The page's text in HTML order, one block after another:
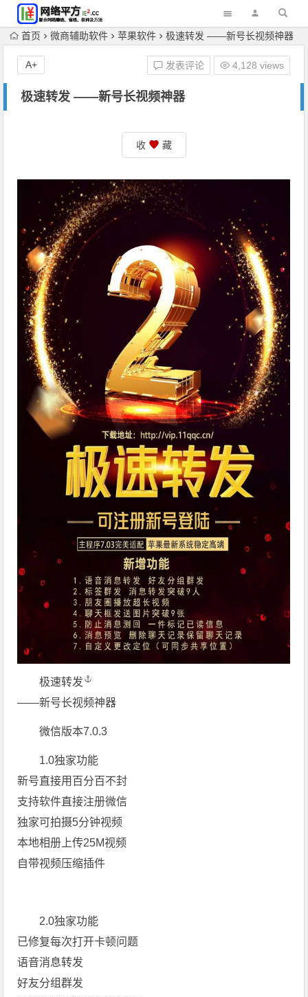
首页 微商辅助软件 苹果软件 极速转发 ——️新号长视频神器
极速转发 ——️新号长视频神器
发表评论 4,128 views
A+
收 藏
极速转发
——️新号长视频神器
微信版本7.0.3
1.0独家功能
新号直接用百分百不封
支持软件直接注册微信
独家可拍摄5分钟视频
本地相册上传25M视频
自带视频压缩插件
2.0独家功能
已修复每次打开卡顿问题
语音消息转发
好友分组群发